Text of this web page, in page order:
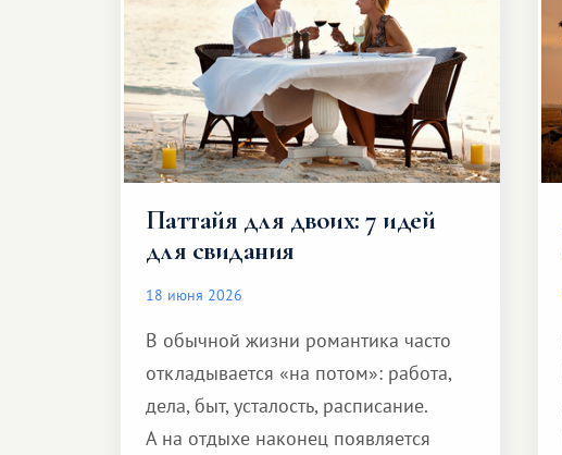
Паттайя для двоих: 7 идей
для свидания
18 июня 2026
В обычной жизни романтика часто
откладывается «на потом»: работа,
дела, быт, усталость, расписание.
А на отдыхе наконец появляется